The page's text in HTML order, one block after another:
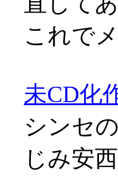
これで
未CD化
シンセ
じみ安